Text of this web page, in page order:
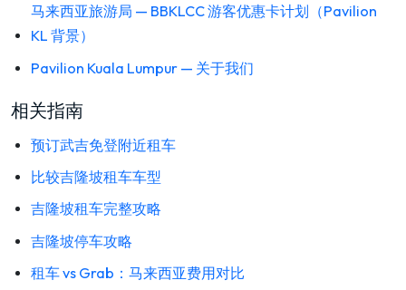
马来西亚旅游局 — BBKLCC 游客优惠卡计划（Pavilion
KL 背景）
Pavilion Kuala Lumpur — 关于我们
相关指南
预订武吉免登附近租车
比较吉隆坡租车车型
吉隆坡租车完整攻略
吉隆坡停车攻略
租车 vs Grab：马来西亚费用对比